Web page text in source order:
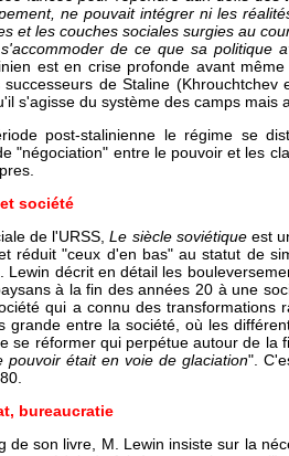
ne pouvait intégrer ni les
et les couches sociales surgies au
de ce que sa politique
est en crise profonde avant
successeurs de Staline
s'agisse du système des camps mais
post-stalinienne le régime se
"négociation" entre le pouvoir et les
société
de l'URSS,Le siècle soviétiqueest
réduit "ceux d'en bas" au statut de
Lewin décrit en détail les
à la fin des années 20 à une
qui a connu des transformations
grande entre la société, où les
se réformer qui perpétue autour de
pouvoir était en voie de glaciation".
bureaucratie
de son livre, M. Lewin insiste sur la